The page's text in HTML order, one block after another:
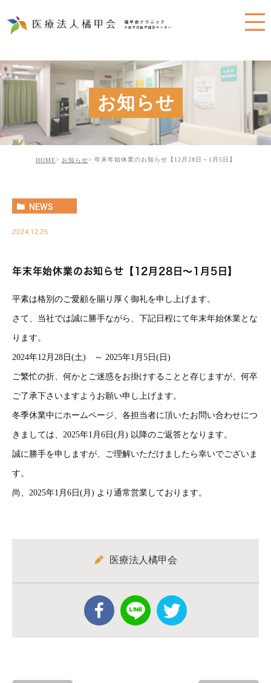
お知らせ
HOME お知らせ 年末年始休業のお知らせ【12月28日～1月5日】
NEWS
2024.12.25
年末年始休業のお知らせ【12月28日～1月5日】
平素は格別のご愛顧を賜り厚く御礼を申し上げます。
さて、当社では誠に勝手ながら、下記日程にて年末年始休業とな
ります。
2024年12月28日(土) ～ 2025年1月5日(日)
ご繁忙の折、何かとご迷惑をお掛けすることと存じますが、何卒
ご了承下さいますようお願い申し上げます。
冬季休業中にホームページ、各担当者に頂いたお問い合わせにつ
きましては、2025年1月6日(月) 以降のご返答となります。
誠に勝手を申しますが、ご理解いただけましたら幸いでございま
す。
尚、2025年1月6日(月) より通常営業しております。
医療法人橘甲会